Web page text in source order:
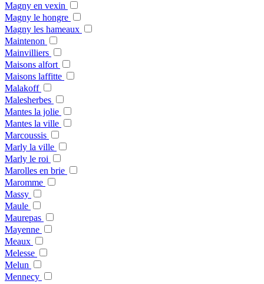
Magny en vexin
Magny le hongre
Magny les hameaux
Maintenon
Mainvilliers
Maisons alfort
Maisons laffitte
Malakoff
Malesherbes
Mantes la jolie
Mantes la ville
Marcoussis
Marly la ville
Marly le roi
Marolles en brie
Maromme
Massy
Maule
Maurepas
Mayenne
Meaux
Melesse
Melun
Mennecy